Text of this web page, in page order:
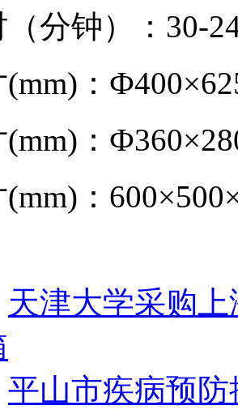
分钟）：30-
：
：
：
天津大学采购
平山市疾病预